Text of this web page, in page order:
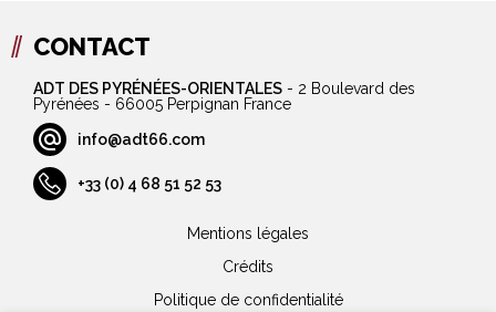
CONTACT
ADT DES PYRÉNÉES-ORIENTALES - 2 Boulevard des
Pyrénées - 66005 Perpignan France
info@adt66.com
+33 (0) 4 68 51 52 53
Mentions légales
Crédits
Politique de confidentialité